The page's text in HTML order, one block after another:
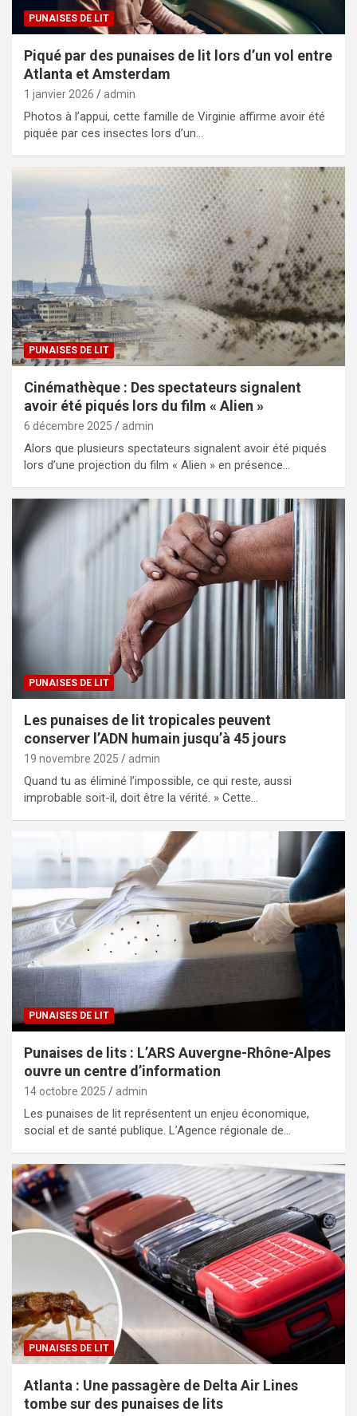
PUNAISES DE LIT
Piqué par des punaises de lit lors d’un vol entre
Atlanta et Amsterdam
1 janvier 2026 admin
Photos à l’appui, cette famille de Virginie affirme avoir été
piquée par ces insectes lors d’un…
PUNAISES DE LIT
Cinémathèque : Des spectateurs signalent
avoir été piqués lors du film « Alien »
6 décembre 2025 admin
Alors que plusieurs spectateurs signalent avoir été piqués
lors d’une projection du film « Alien » en présence…
PUNAISES DE LIT
Les punaises de lit tropicales peuvent
conserver l’ADN humain jusqu’à 45 jours
19 novembre 2025 admin
Quand tu as éliminé l’impossible, ce qui reste, aussi
improbable soit-il, doit être la vérité. » Cette…
PUNAISES DE LIT
Punaises de lits : L’ARS Auvergne-Rhône-Alpes
ouvre un centre d’information
14 octobre 2025 admin
Les punaises de lit représentent un enjeu économique,
social et de santé publique. L’Agence régionale de…
PUNAISES DE LIT
Atlanta : Une passagère de Delta Air Lines
tombe sur des punaises de lits